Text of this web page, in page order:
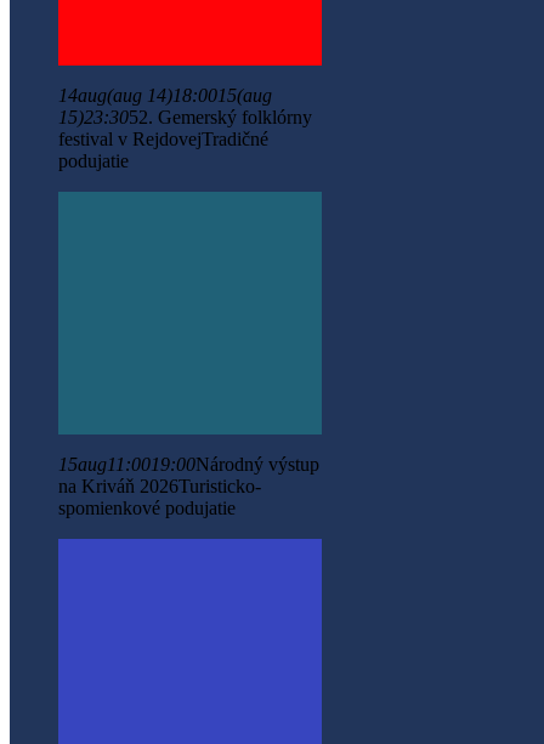
14aug(aug 14)18:0015(aug
15)23:3052. Gemerský folklórny
festival v RejdovejTradičné
podujatie
15aug11:0019:00Národný výstup
na Kriváň 2026Turisticko-
spomienkové podujatie